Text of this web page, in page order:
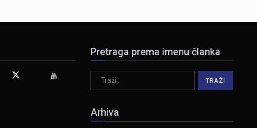
Pretraga prema imenu članka
Arhiva